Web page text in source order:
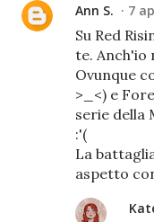
Ann S. 7
Su Red
te. Anch'io
Ovunque
>_<) e
serie della
:'(
La
aspetto